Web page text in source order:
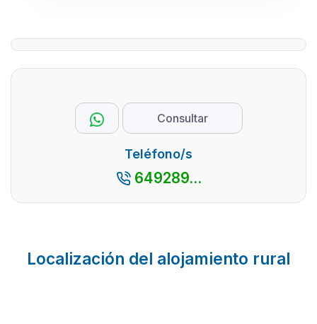
Consultar
Teléfono/s
649289...
Localización del alojamiento rural